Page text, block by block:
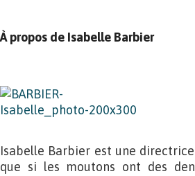
À propos de Isabelle Barbier
Isabelle Barbier est une
que si les moutons ont des